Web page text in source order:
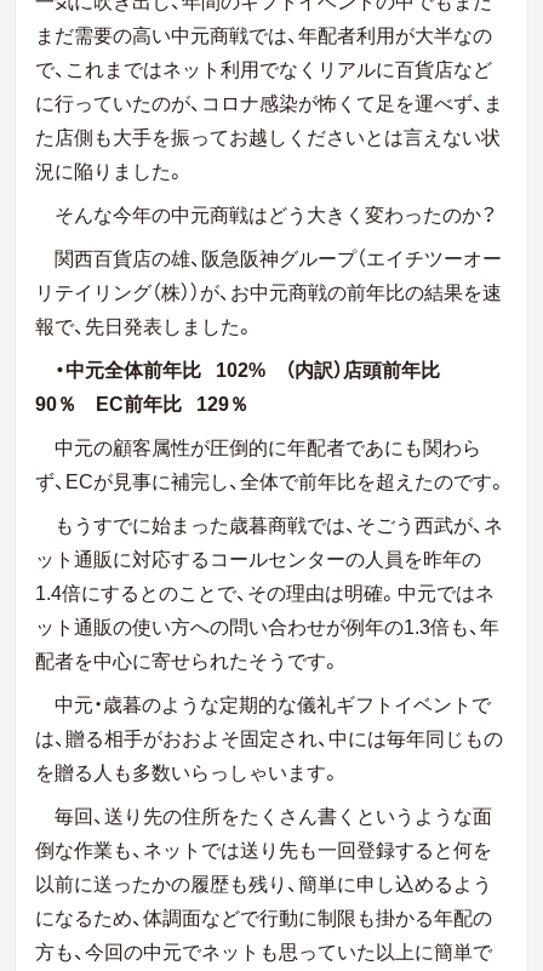
まだ需要の高い中元商戦では、年配者利用が大半なの
で、これまではネット利用でなくリアルに百貨店など
に行っていたのが、コロナ感染が怖くて足を運べず、ま
た店側も大手を振ってお越しくださいとは言えない状
況に陥りました。
そんな今年の中元商戦はどう大きく変わったのか？
関西百貨店の雄、阪急阪神グループ（エイチツーオー
リテイリング（株））が、お中元商戦の前年比の結果を速
報で、先日発表しました。
・中元全体前年比 102% （内訳）店頭前年比
90％ EC前年比 129％
中元の顧客属性が圧倒的に年配者であにも関わら
ず、ECが見事に補完し、全体で前年比を超えたのです。
もうすでに始まった歳暮商戦では、そごう西武が、ネ
ット通販に対応するコールセンターの人員を昨年の
1.4倍にするとのことで、その理由は明確。中元ではネ
ット通販の使い方への問い合わせが例年の1.3倍も、年
配者を中心に寄せられたそうです。
中元・歳暮のような定期的な儀礼ギフトイベントで
は、贈る相手がおおよそ固定され、中には毎年同じもの
を贈る人も多数いらっしゃいます。
毎回、送り先の住所をたくさん書くというような面
倒な作業も、ネットでは送り先も一回登録すると何を
以前に送ったかの履歴も残り、簡単に申し込めるよう
になるため、体調面などで行動に制限も掛かる年配の
方も、今回の中元でネットも思っていた以上に簡単で